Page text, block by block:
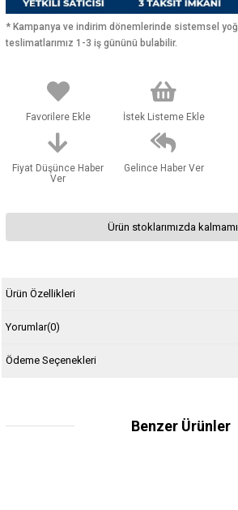
* Kampanya ve indirim dönemlerinde sistemsel
teslimatlarımız 1-3 iş gününü bulabilir.
Favorilere Ekle İstek Listeme Ekle
Fiyat Düşünce Haber
Ver
Gelince Haber Ver
Ürün stoklarımızda
Ürün Özellikleri
Yorumlar(0)
Ödeme Seçenekleri
Benzer Ürünler